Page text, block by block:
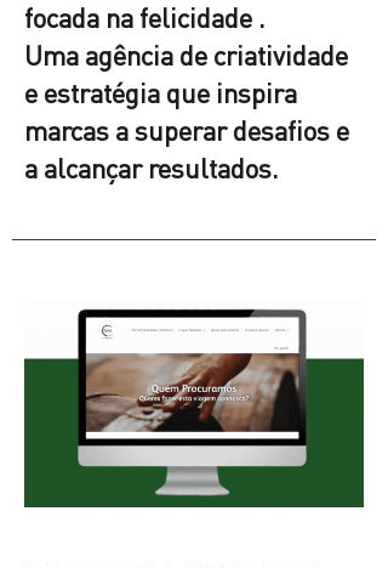
focada na felicidade .
Uma agência de criatividade
e estratégia que inspira
marcas a superar desafios e
a alcançar resultados.